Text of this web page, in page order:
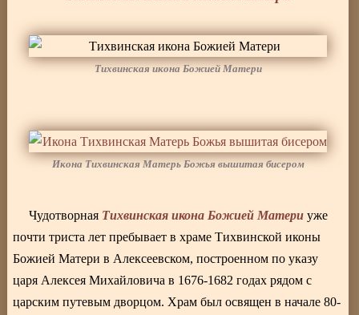
Тихвинская икона Божией Матери
Икона Тихвинская Матерь Божья вышитая бисером
Чудотворная Тихвинская икона Божией Матери уже
почти триста лет пребывает в храме Тихвинской иконы
Божией Матери в Алексеевском, построенном по указу
царя Алексея Михайловича в 1676-1682 годах рядом с
царским путевым дворцом. Храм был освящен в начале 80-